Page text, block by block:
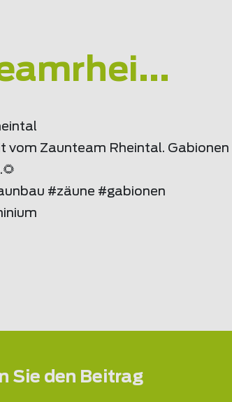
rhei...
vom Zaunteam Rheintal. Gabionen
#zäune #gabionen
Sie den Beitrag